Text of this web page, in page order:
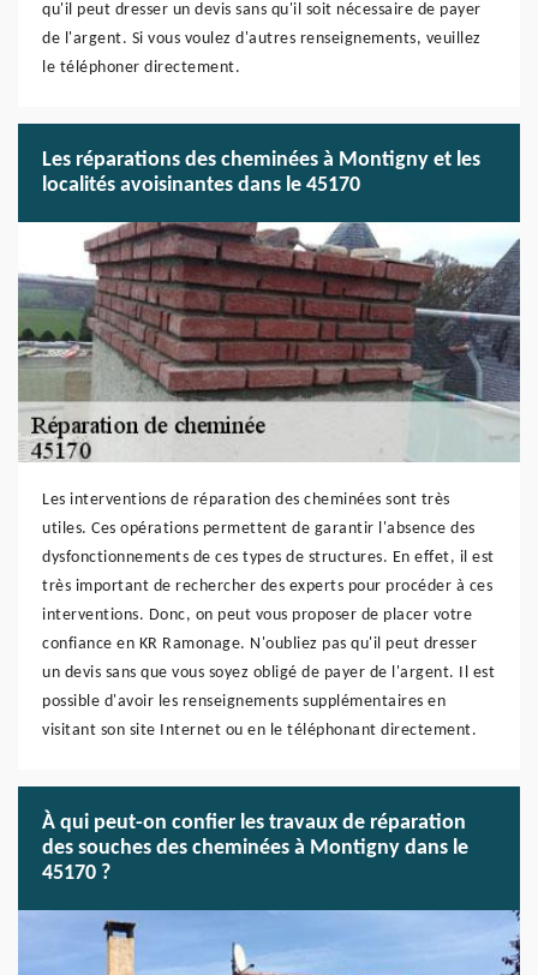
qu'il peut dresser un devis sans qu'il soit nécessaire de payer
de l'argent. Si vous voulez d'autres renseignements, veuillez
le téléphoner directement.
Les réparations des cheminées à Montigny et les
localités avoisinantes dans le 45170
Les interventions de réparation des cheminées sont très
utiles. Ces opérations permettent de garantir l'absence des
dysfonctionnements de ces types de structures. En effet, il est
très important de rechercher des experts pour procéder à ces
interventions. Donc, on peut vous proposer de placer votre
confiance en KR Ramonage. N'oubliez pas qu'il peut dresser
un devis sans que vous soyez obligé de payer de l'argent. Il est
possible d'avoir les renseignements supplémentaires en
visitant son site Internet ou en le téléphonant directement.
À qui peut-on confier les travaux de réparation
des souches des cheminées à Montigny dans le
45170 ?